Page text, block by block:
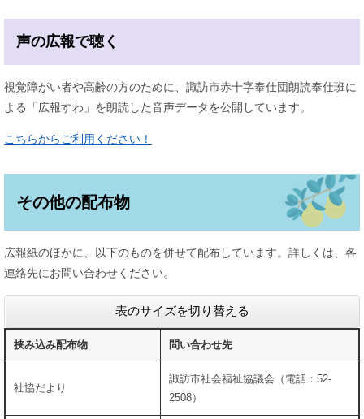
声の広報で聴く
視覚障がい者や高齢の方のために、諏訪市赤十字奉仕団朗読奉仕班に
よる「広報すわ」を朗読した音声データを公開しています。
こちらからご利用ください！
その他の配布物
広報紙のほかに、以下のものを併せて配布しています。詳しくは、各
連絡先にお問い合わせください。
表のサイズを切り替える
挟み込み配布物 問い合わせ先
社協だより
諏訪市社会福祉協議会（電話：52-
2508）